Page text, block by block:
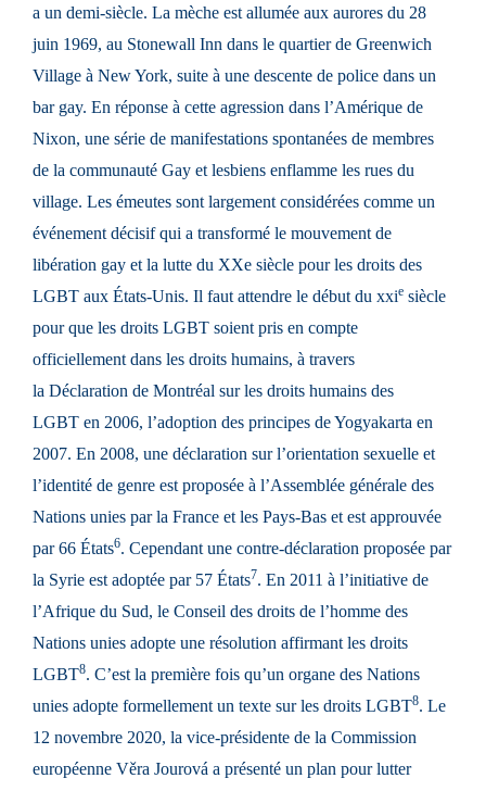
a un demi-siècle. La mèche est allumée aux aurores du 28
juin 1969, au Stonewall Inn dans le quartier de Greenwich
Village à New York, suite à une descente de police dans un
bar gay. En réponse à cette agression dans l’Amérique de
Nixon, une série de manifestations spontanées de membres
de la communauté Gay et lesbiens enflamme les rues du
village. Les émeutes sont largement considérées comme un
événement décisif qui a transformé le mouvement de
libération gay et la lutte du XXe siècle pour les droits des
LGBT aux États-Unis. Il faut attendre le début du xxie siècle
pour que les droits LGBT soient pris en compte
officiellement dans les droits humains, à travers
la Déclaration de Montréal sur les droits humains des
LGBT en 2006, l’adoption des principes de Yogyakarta en
2007. En 2008, une déclaration sur l’orientation sexuelle et
l’identité de genre est proposée à l’Assemblée générale des
Nations unies par la France et les Pays-Bas et est approuvée
par 66 États6. Cependant une contre-déclaration proposée par
la Syrie est adoptée par 57 États7. En 2011 à l’initiative de
l’Afrique du Sud, le Conseil des droits de l’homme des
Nations unies adopte une résolution affirmant les droits
LGBT8. C’est la première fois qu’un organe des Nations
unies adopte formellement un texte sur les droits LGBT8. Le
12 novembre 2020, la vice-présidente de la Commission
européenne Věra Jourová a présenté un plan pour lutter